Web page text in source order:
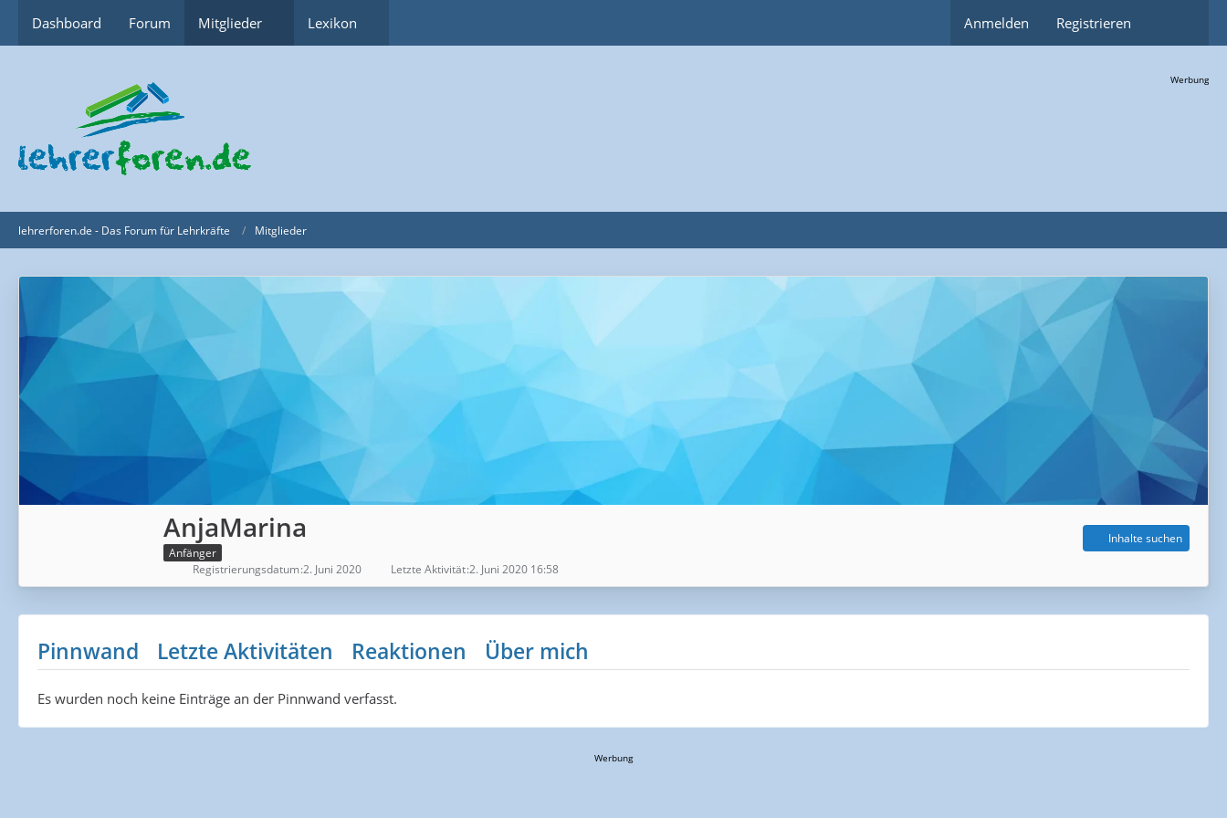
Dashboard Forum Mitglieder Lexikon Anmelden Registrieren
Werbung
lehrerforen.de - Das Forum für Lehrkräfte Mitglieder
AnjaMarina
Anfänger
Inhalte suchen
Registrierungsdatum 2. Juni 2020 Letzte Aktivität 2. Juni 2020 16:58
Pinnwand Letzte Aktivitäten Reaktionen Über mich
Es wurden noch keine Einträge an der Pinnwand verfasst.
Werbung